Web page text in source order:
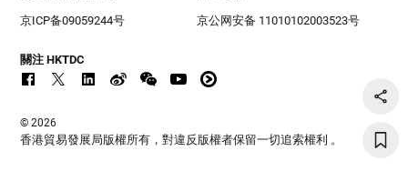
京ICP备09059244号 京公网安备 11010102003523号
關注 HKTDC
© 2026
香港貿易發展局版權所有，對違反版權者保留一切追索權利 。